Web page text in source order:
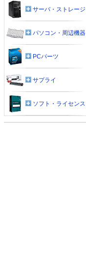
サーバ・ストレージ
パソコン・周辺機器
PCパーツ
サプライ
ソフト・ライセンス